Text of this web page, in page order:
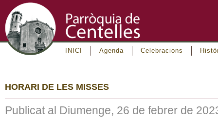
INICI Agenda Celebracions
HORARI DE LES MISSES
Publicat al Diumenge, 26 de febrer de